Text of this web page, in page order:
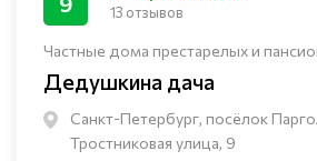
Частные дома престарелых и
Дедушкина дача
Санкт-Петербург, посёлок
Тростниковая улица, 9
13 отзывов